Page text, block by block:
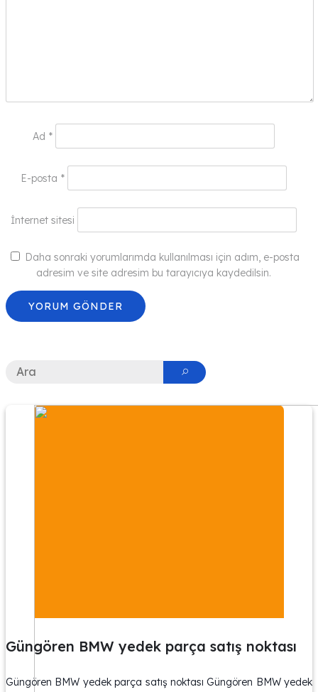
Ad *
E-posta *
İnternet sitesi
Daha sonraki yorumlarımda kullanılması için adım, e-posta
adresim ve site adresim bu tarayıcıya kaydedilsin.
Güngören BMW yedek parça satış noktası
Güngören BMW yedek parça satış noktası Güngören BMW yedek